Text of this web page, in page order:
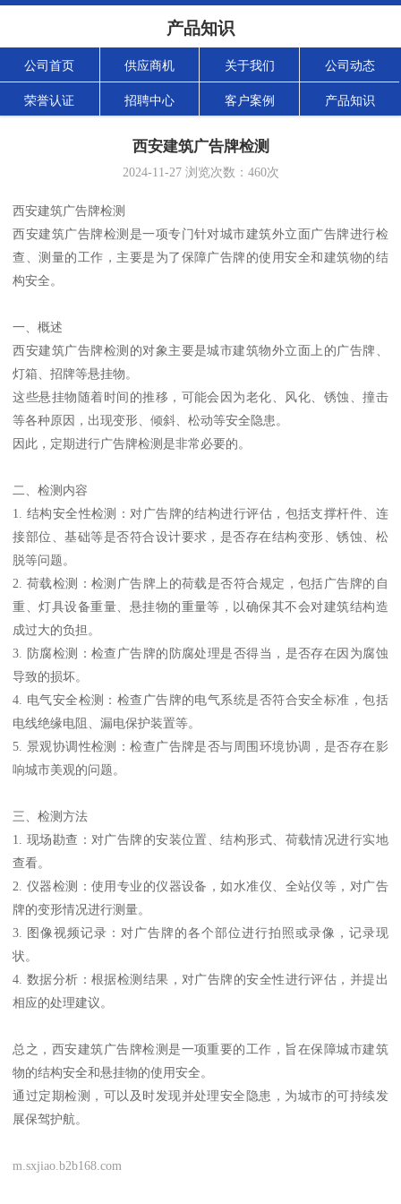
产品知识
公司首页 供应商机 关于我们 公司动态
荣誉认证 招聘中心 客户案例 产品知识
西安建筑广告牌检测
2024-11-27浏览次数： 460次
西安建筑广告牌检测
西安建筑广告牌检测是一项专门针对城市建筑外立面广告牌进行检
查、测量的工作，主要是为了保障广告牌的使用安全和建筑物的结
构安全。
一、概述
西安建筑广告牌检测的对象主要是城市建筑物外立面上的广告牌、
灯箱、招牌等悬挂物。
这些悬挂物随着时间的推移，可能会因为老化、风化、锈蚀、撞击
等各种原因，出现变形、倾斜、松动等安全隐患。
因此，定期进行广告牌检测是非常必要的。
二、检测内容
1. 结构安全性检测：对广告牌的结构进行评估，包括支撑杆件、连
接部位、基础等是否符合设计要求，是否存在结构变形、锈蚀、松
脱等问题。
2. 荷载检测：检测广告牌上的荷载是否符合规定，包括广告牌的自
重、灯具设备重量、悬挂物的重量等，以确保其不会对建筑结构造
成过大的负担。
3. 防腐检测：检查广告牌的防腐处理是否得当，是否存在因为腐蚀
导致的损坏。
4. 电气安全检测：检查广告牌的电气系统是否符合安全标准，包括
电线绝缘电阻、漏电保护装置等。
5. 景观协调性检测：检查广告牌是否与周围环境协调，是否存在影
响城市美观的问题。
三、检测方法
1. 现场勘查：对广告牌的安装位置、结构形式、荷载情况进行实地
查看。
2. 仪器检测：使用专业的仪器设备，如水准仪、全站仪等，对广告
牌的变形情况进行测量。
3. 图像视频记录：对广告牌的各个部位进行拍照或录像，记录现
状。
4. 数据分析：根据检测结果，对广告牌的安全性进行评估，并提出
相应的处理建议。
总之，西安建筑广告牌检测是一项重要的工作，旨在保障城市建筑
物的结构安全和悬挂物的使用安全。
通过定期检测，可以及时发现并处理安全隐患，为城市的可持续发
展保驾护航。
m.sxjiao.b2b168.com